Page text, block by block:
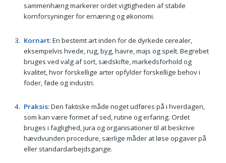
sammenhæng markerer ordet vigtigheden af stabile
kornforsyninger for ernæring og økonomi.
Kornart: En bestemt art inden for de dyrkede cerealer,
eksempelvis hvede, rug, byg, havre, majs og spelt. Begrebet
bruges ved valg af sort, sædskifte, markedsforhold og
kvalitet, hvor forskellige arter opfylder forskellige behov i
foder, føde og industri.
Praksis: Den faktiske måde noget udføres på i hverdagen,
som kan være formet af sed, rutine og erfaring. Ordet
bruges i faglighed, jura og organisationer til at beskrive
hævdvunden procedure, særlige måder at løse opgaver på
eller standardarbejdsgange.